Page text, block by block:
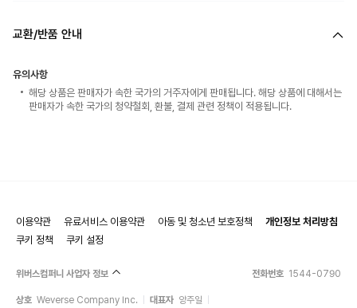
교환/반품 안내
유의사항
해당 상품은 판매자가 속한 국가의 거주자에게 판매됩니다. 해당 상품에 대해서는
판매자가 속한 국가의 청약철회, 환불, 결제 관련 정책이 적용됩니다.
이용약관 유료서비스 이용약관 아동 및 청소년 보호정책
개인정보 처리방침
쿠키 정책
쿠키 설정
위버스컴퍼니 사업자 정보 전화번호 1544-0790
상호 Weverse Company Inc. 대표자 양주일